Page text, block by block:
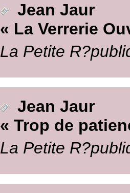
Jean Jaur
« La Verrerie
La Petite
Jean Jaur
« Trop de
La Petite